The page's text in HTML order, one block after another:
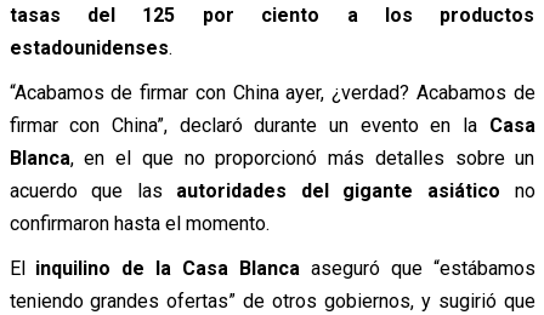
tasas del 125 por ciento a los productos
estadounidenses.
“Acabamos de firmar con China ayer, ¿verdad? Acabamos de
firmar con China”, declaró durante un evento en la Casa
Blanca, en el que no proporcionó más detalles sobre un
acuerdo que las autoridades del gigante asiático no
confirmaron hasta el momento.
El inquilino de la Casa Blanca aseguró que “estábamos
teniendo grandes ofertas” de otros gobiernos, y sugirió que